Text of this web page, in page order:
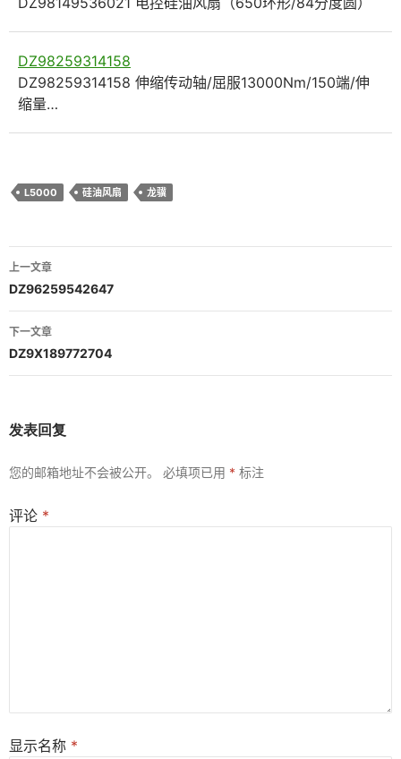
DZ98259314158
DZ98259314158 伸缩传动轴/屈服13000Nm/150端/伸
缩量…
L5000 硅油风扇 龙骥
文
章
导
航
上一文章
DZ96259542647
下一文章
DZ9X189772704
发表回复
您的邮箱地址不会被公开。 必填项已用 * 标注
评论 *
显示名称 *